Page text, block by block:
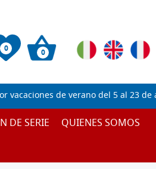
0 0
vacaciones de verano del 5 al 23 de
DE SERIE QUIENES SOMOS